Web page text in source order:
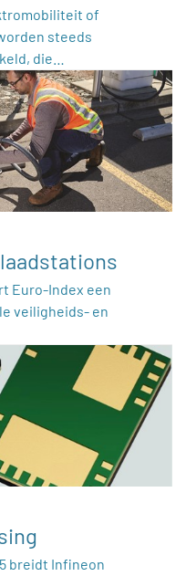
of
steeds
die…
Euro-Index een
veiligheids- en
breidt Infineon